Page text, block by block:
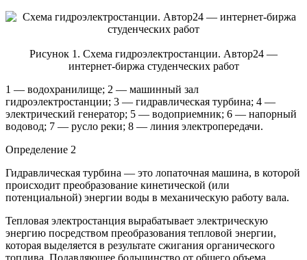
Рисунок 1. Схема гидроэлектростанции. Автор24 —
интернет-биржа студенческих работ
1 — водохранилище; 2 — машинный зал
гидроэлектростанции; 3 — гидравлическая турбина; 4 —
электрический генератор; 5 — водоприемник; 6 — напорный
водовод; 7 — русло реки; 8 — линия электропередачи.
Определение 2
Гидравлическая турбина — это лопаточная машина, в которой
происходит преобразование кинетической (или
потенциальной) энергии воды в механическую работу вала.
Тепловая электростанция вырабатывает электрическую
энергию посредством преобразования тепловой энергии,
которая выделяется в результате сжигания органического
топлива. Подавляющее большинство от общего объема